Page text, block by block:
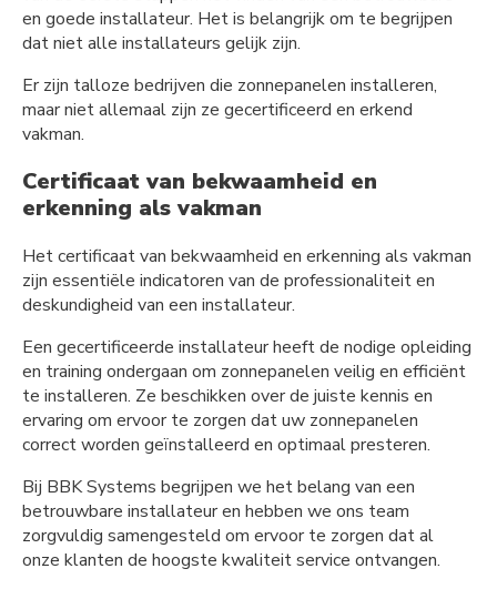
en goede installateur. Het is belangrijk om te begrijpen
dat niet alle installateurs gelijk zijn.
Er zijn talloze bedrijven die zonnepanelen installeren,
maar niet allemaal zijn ze gecertificeerd en erkend
vakman.
Certificaat van bekwaamheid en
erkenning als vakman
Het certificaat van bekwaamheid en erkenning als vakman
zijn essentiële indicatoren van de professionaliteit en
deskundigheid van een installateur.
Een gecertificeerde installateur heeft de nodige opleiding
en training ondergaan om zonnepanelen veilig en efficiënt
te installeren. Ze beschikken over de juiste kennis en
ervaring om ervoor te zorgen dat uw zonnepanelen
correct worden geïnstalleerd en optimaal presteren.
Bij BBK Systems begrijpen we het belang van een
betrouwbare installateur en hebben we ons team
zorgvuldig samengesteld om ervoor te zorgen dat al
onze klanten de hoogste kwaliteit service ontvangen.